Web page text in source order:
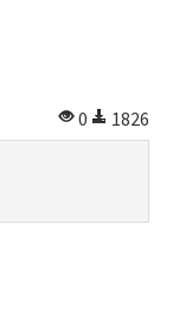
0
1826